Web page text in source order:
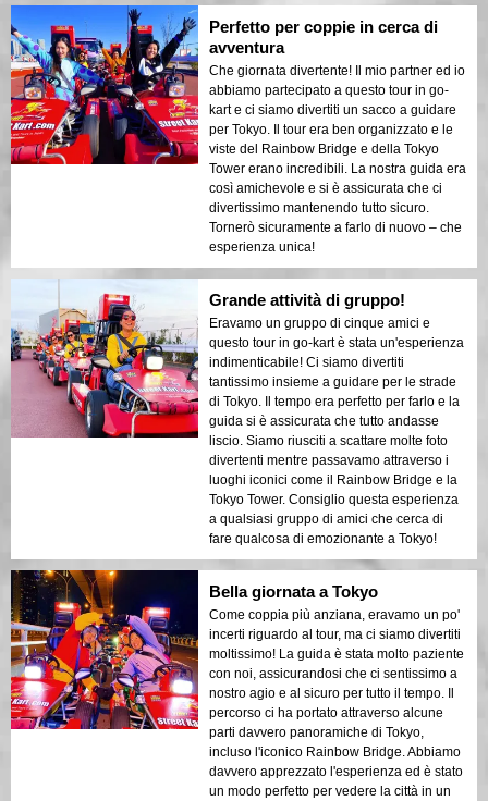
Perfetto per coppie in cerca di
avventura
Che giornata divertente! Il mio partner ed io
abbiamo partecipato a questo tour in go-
kart e ci siamo divertiti un sacco a guidare
per Tokyo. Il tour era ben organizzato e le
viste del Rainbow Bridge e della Tokyo
Tower erano incredibili. La nostra guida era
così amichevole e si è assicurata che ci
divertissimo mantenendo tutto sicuro.
Tornerò sicuramente a farlo di nuovo – che
esperienza unica!
Grande attività di gruppo!
Eravamo un gruppo di cinque amici e
questo tour in go-kart è stata un'esperienza
indimenticabile! Ci siamo divertiti
tantissimo insieme a guidare per le strade
di Tokyo. Il tempo era perfetto per farlo e la
guida si è assicurata che tutto andasse
liscio. Siamo riusciti a scattare molte foto
divertenti mentre passavamo attraverso i
luoghi iconici come il Rainbow Bridge e la
Tokyo Tower. Consiglio questa esperienza
a qualsiasi gruppo di amici che cerca di
fare qualcosa di emozionante a Tokyo!
Bella giornata a Tokyo
Come coppia più anziana, eravamo un po'
incerti riguardo al tour, ma ci siamo divertiti
moltissimo! La guida è stata molto paziente
con noi, assicurandosi che ci sentissimo a
nostro agio e al sicuro per tutto il tempo. Il
percorso ci ha portato attraverso alcune
parti davvero panoramiche di Tokyo,
incluso l'iconico Rainbow Bridge. Abbiamo
davvero apprezzato l'esperienza ed è stato
un modo perfetto per vedere la città in un